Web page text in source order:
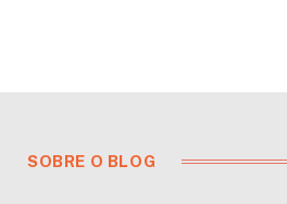
SOBRE O BLOG